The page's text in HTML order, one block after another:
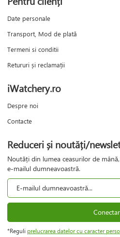
Date personale
Transport, Mod de plată
Termeni si conditii
Retururi și reclamații
iWatchery.ro
Despre noi
Contacte
Reduceri și noutăți/
Noutăți din lumea ceasurilor de
e-mailul dumneavoastră.
*Reguli prelucrarea datelor cu caracter